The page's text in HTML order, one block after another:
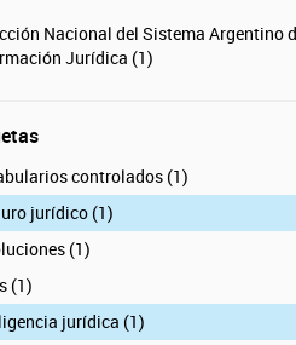
Nacional del Sistema Argentino
Jurídica (1)
controlados (1)
jurídico (1)
(1)
(1)
jurídica (1)